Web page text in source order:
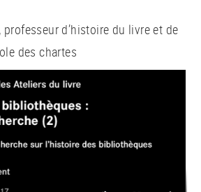
professeur d’histoire du livre et de
des chartes